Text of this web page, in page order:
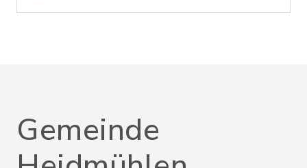
Gemeinde